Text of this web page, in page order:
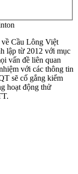
Cầu Lông Việt
lập từ 2012 với mục
vấn đề liên quan
với các thông tin
sẽ cố gắng kiểm
hoạt động thử